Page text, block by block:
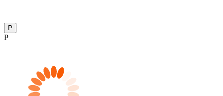
P
P